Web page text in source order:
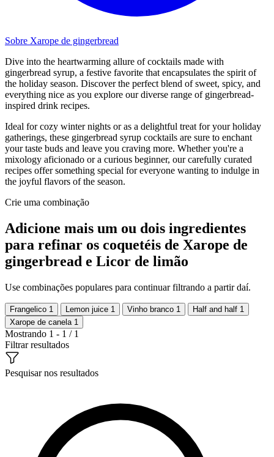
Sobre Xarope de gingerbread
Dive into the heartwarming allure of cocktails made with
gingerbread syrup, a festive favorite that encapsulates the spirit of
the holiday season. Discover the perfect blend of sweet, spicy, and
everything nice as you explore our diverse range of gingerbread-
inspired drink recipes.
Ideal for cozy winter nights or as a delightful treat for your holiday
gatherings, these gingerbread syrup cocktails are sure to enchant
your taste buds and leave you craving more. Whether you're a
mixology aficionado or a curious beginner, our carefully curated
recipes offer something special for everyone wanting to indulge in
the joyful flavors of the season.
Crie uma combinação
Adicione mais um ou dois ingredientes
para refinar os coquetéis de Xarope de
gingerbread e Licor de limão
Use combinações populares para continuar filtrando a partir daí.
Frangelico 1 Lemon juice 1 Vinho branco 1 Half and half 1
Xarope de canela 1
Mostrando 1 - 1 / 1
Filtrar resultados
Pesquisar nos resultados